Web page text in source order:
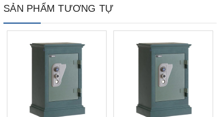
SẢN PHẨM TƯƠNG TỰ